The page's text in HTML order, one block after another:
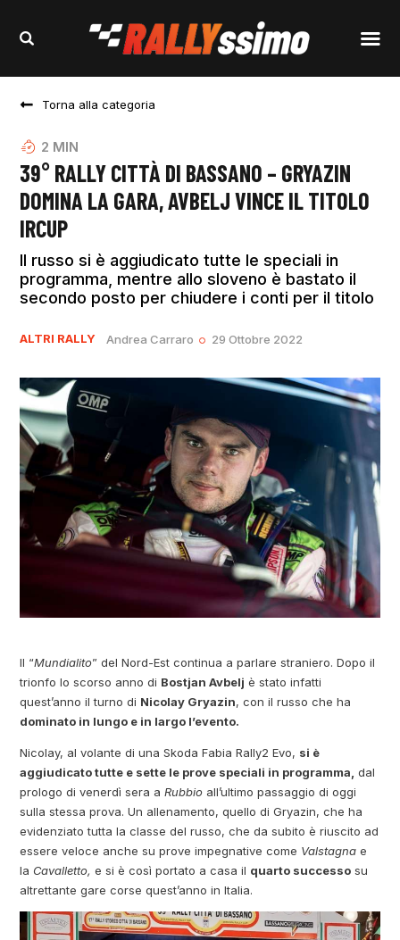
Torna alla categoria
2 MIN
39° RALLY CITTÀ DI BASSANO – GRYAZIN
DOMINA LA GARA, AVBELJ VINCE IL TITOLO
IRCUP
Il russo si è aggiudicato tutte le speciali in
programma, mentre allo sloveno è bastato il
secondo posto per chiudere i conti per il titolo
ALTRI RALLY Andrea Carraro 29 Ottobre 2022
Il “Mundialito” del Nord-Est continua a parlare straniero. Dopo il
trionfo lo scorso anno di Bostjan Avbelj è stato infatti
quest’anno il turno di Nicolay Gryazin, con il russo che ha
dominato in lungo e in largo l’evento.
Nicolay, al volante di una Skoda Fabia Rally2 Evo, si è
aggiudicato tutte e sette le prove speciali in programma, dal
prologo di venerdì sera aRubbio all’ultimo passaggio di oggi
sulla stessa prova. Un allenamento, quello di Gryazin, che ha
evidenziato tutta la classe del russo, che da subito è riuscito ad
essere veloce anche su prove impegnative come Valstagna e
la Cavalletto,e si è così portato a casa il quarto successo su
altrettante gare corse quest’anno in Italia.